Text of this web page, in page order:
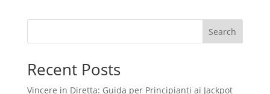
Search
Recent Posts
Vincere in Diretta: Guida per Principianti ai Jackpot